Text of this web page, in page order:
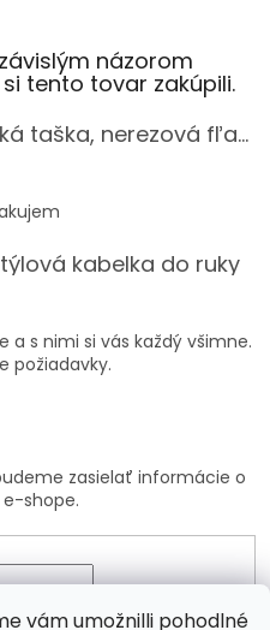
vám umožnilli pohodlné
názorom
tento tovar zakúpili.
Ballet set školská taška, nerezová fľaša a plný peračník s motívom baletky pre dievča
je 5 z 5 hviezdičiek.
kabelka do ruky
je 5 z 5 hviezdičiek.
a s nimi si vás každý všimne.
požiadavky.
zasielať informácie o
shope.